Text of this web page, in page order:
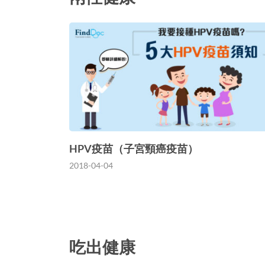
HPV疫苗（子宮頸癌疫苗）
2018-04-04
吃出健康